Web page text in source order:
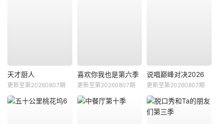
天才厨人
更新至第20260807期
喜欢你我也是第六季
更新至第20260807期
说唱巅峰对决2026
更新至第20260807期